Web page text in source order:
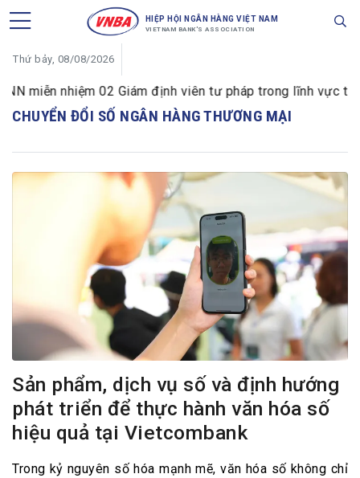
HIỆP HỘI NGÂN HÀNG VIỆT NAM
VIETNAM BANK'S ASSOCIATION
Thứ bảy, 08/08/2026
miễn nhiệm 02 Giám định viên tư pháp trong lĩnh vực tiền
CHUYỂN ĐỔI SỐ NGÂN HÀNG THƯƠNG MẠI
Sản phẩm, dịch vụ số và định hướng
phát triển để thực hành văn hóa số
hiệu quả tại Vietcombank
Trong kỷ nguyên số hóa mạnh mẽ, văn hóa số không chỉ